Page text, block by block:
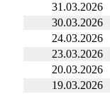
31.03.2026
30.03.2026
24.03.2026
23.03.2026
20.03.2026
19.03.2026